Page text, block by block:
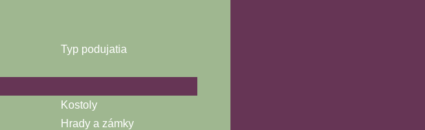
Typ podujatia
Kostoly
Hrady a zámky